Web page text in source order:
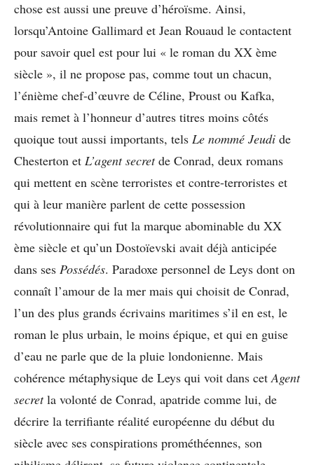
chose est aussi une preuve d’héroïsme. Ainsi,
lorsqu’Antoine Gallimard et Jean Rouaud le contactent
pour savoir quel est pour lui « le roman du XX ème
siècle », il ne propose pas, comme tout un chacun,
l’énième chef-d’œuvre de Céline, Proust ou Kafka,
mais remet à l’honneur d’autres titres moins côtés
quoique tout aussi importants, tels Le nommé Jeudi de
Chesterton et L’agent secretde Conrad, deux romans
qui mettent en scène terroristes et contre-terroristes et
qui à leur manière parlent de cette possession
révolutionnaire qui fut la marque abominable du XX
ème siècle et qu’un Dostoïevski avait déjà anticipée
dans ses Possédés. Paradoxe personnel de Leys dont on
connaît l’amour de la mer mais qui choisit de Conrad,
l’un des plus grands écrivains maritimes s’il en est, le
roman le plus urbain, le moins épique, et qui en guise
d’eau ne parle que de la pluie londonienne. Mais
cohérence métaphysique de Leys qui voit dans cetAgent
secretla volonté de Conrad, apatride comme lui, de
décrire la terrifiante réalité européenne du début du
siècle avec ses conspirations prométhéennes, son